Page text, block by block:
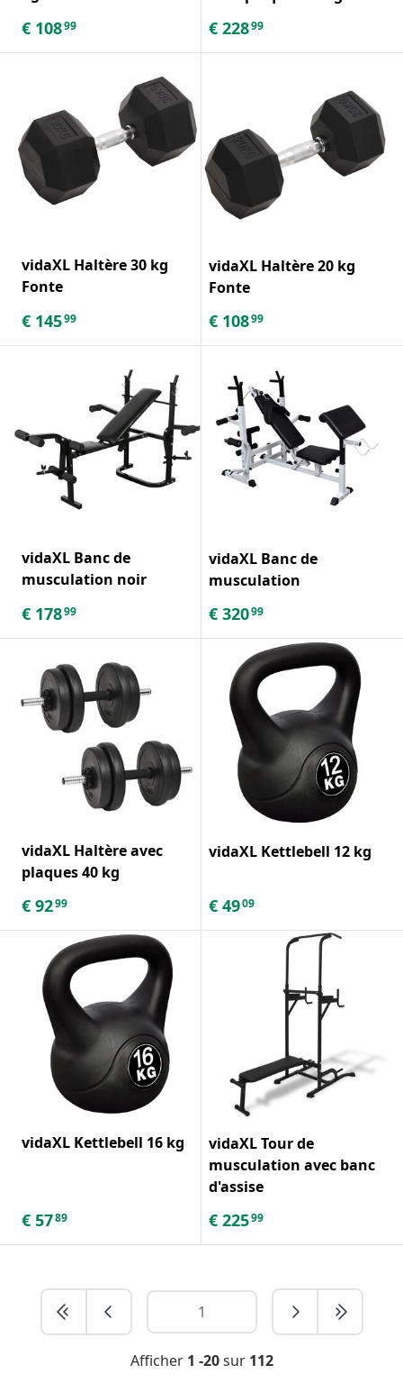
€ 10899 € 22899
vidaXL Haltère 30 kg
Fonte
€ 14599
vidaXL Haltère 20 kg
Fonte
€ 10899
vidaXL Banc de
musculation noir
€ 17899
vidaXL Banc de
musculation
€ 32099
vidaXL Haltère avec
plaques 40 kg
€ 9299
vidaXL Kettlebell 12 kg
€ 4909
vidaXL Kettlebell 16 kg
€ 5789
vidaXL Tour de
musculation avec banc
d'assise
€ 22599
Afficher 1 -20sur 112